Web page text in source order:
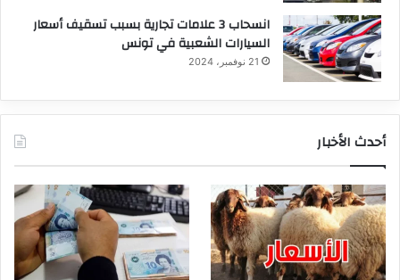
انسحاب 3 علامات تجارية بسبب تسقيف أسعار
السيارات الشعبية في تونس
21 نوفمبر، 2024
أحدث الأخبار